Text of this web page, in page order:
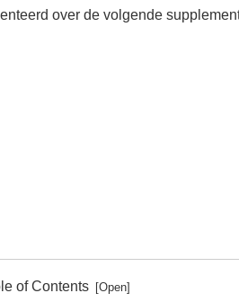
over de volgende
of Contents